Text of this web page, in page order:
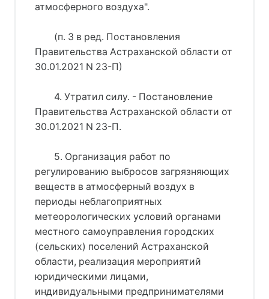
атмосферного воздуха".
(п. 3 в ред. Постановления
Правительства Астраханской области от
30.01.2021 N 23-П)
4. Утратил силу. - Постановление
Правительства Астраханской области от
30.01.2021 N 23-П.
5. Организация работ по
регулированию выбросов загрязняющих
веществ в атмосферный воздух в
периоды неблагоприятных
метеорологических условий органами
местного самоуправления городских
(сельских) поселений Астраханской
области, реализация мероприятий
юридическими лицами,
индивидуальными предпринимателями